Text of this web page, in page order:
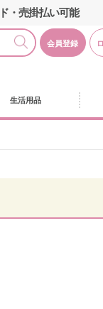
・売掛払い可能
会員登録
生活用品